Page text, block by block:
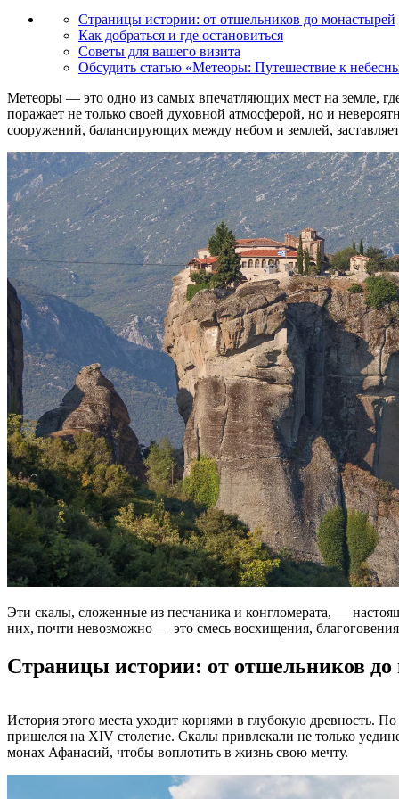
Страницы истории: от отшельников до монастырей
Как добраться и где остановиться
Советы для вашего визита
Обсудить статью «Метеоры: Путешествие к
Метеоры — это одно из самых впечатляющих мест на земле,
поражает не только своей духовной атмосферой, но и
сооружений, балансирующих между небом и землей,
Эти скалы, сложенные из песчаника и конгломерата, —
них, почти невозможно — это смесь восхищения, благоговения
Страницы истории: от отшельников
История этого места уходит корнями в глубокую древность.
пришелся на XIV столетие. Скалы привлекали не только
монах Афанасий, чтобы воплотить в жизнь свою мечту.